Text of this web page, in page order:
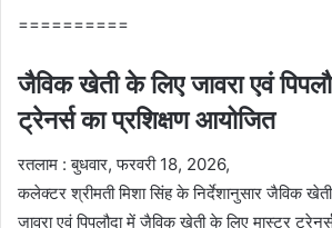
==========
जैविक खेती के लिए जावरा एवं
ट्रेनर्स का प्रशिक्षण आयोजित
रतलाम : बुधवार, फरवरी 18, 2026,
कलेक्टर श्रीमती मिशा सिंह के निर्देशानुसार जैविक
जावरा एवं पिपलौदा में जैविक खेती के लिए मास्टर